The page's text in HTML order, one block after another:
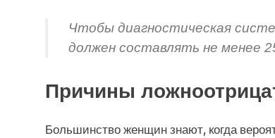
Чтобы диагностическая
должен составлять не менее
Причины
Большинство женщин знают, когда